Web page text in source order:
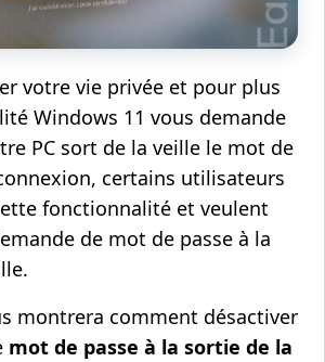
votre vie privée et pour plus
Windows 11 vous demande
PC sort de la veille le mot de
certains utilisateurs
fonctionnalité et veulent
de mot de passe à la
montrera comment désactiver
mot de passe à la sortie de la